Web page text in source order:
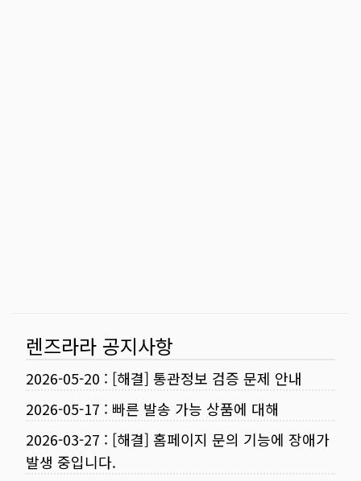
렌즈라라 공지사항
2026-05-20 : [해결] 통관정보 검증 문제 안내
2026-05-17 : 빠른 발송 가능 상품에 대해
2026-03-27 : [해결] 홈페이지 문의 기능에 장애가
발생 중입니다.